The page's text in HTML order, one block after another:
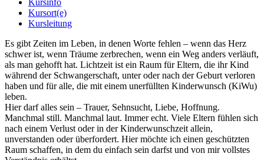
Kursort(e)
Kursleitung
Es gibt Zeiten im Leben, in denen Worte fehlen – wenn das Herz
schwer ist, wenn Träume zerbrechen, wenn ein Weg anders verläuft,
als man gehofft hat. Lichtzeit ist ein Raum für Eltern, die ihr Kind
während der Schwangerschaft, unter oder nach der Geburt verloren
haben und für alle, die mit einem unerfüllten Kinderwunsch (KiWu)
leben.
Hier darf alles sein – Trauer, Sehnsucht, Liebe, Hoffnung.
Manchmal still. Manchmal laut. Immer echt. Viele Eltern fühlen sich
nach einem Verlust oder in der Kinderwunschzeit allein,
unverstanden oder überfordert. Hier möchte ich einen geschützten
Raum schaffen, in dem du einfach sein darfst und von mir vollstes